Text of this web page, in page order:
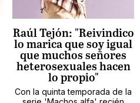
Raúl Tejón: "Reivindico
lo marica que soy igual
que muchos señores
heterosexuales hacen
lo propio"
Con la quinta temporada de la